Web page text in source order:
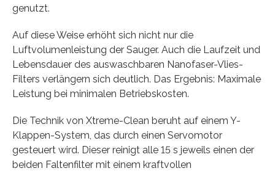
genutzt.
Auf diese Weise erhöht sich nicht nur die
Luftvolumenleistung der Sauger. Auch die Laufzeit und
Lebensdauer des auswaschbaren Nanofaser-Vlies-
Filters verlängern sich deutlich. Das Ergebnis: Maximale
Leistung bei minimalen Betriebskosten.
Die Technik von Xtreme-Clean beruht auf einem Y-
Klappen-System, das durch einen Servomotor
gesteuert wird. Dieser reinigt alle 15 s jeweils einen der
beiden Faltenfilter mit einem kraftvollen